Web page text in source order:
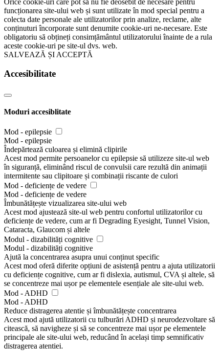
Orice cookie-uri care pot să nu fie deosebit de necesare pentru
funcționarea site-ului web și sunt utilizate în mod special pentru a
colecta date personale ale utilizatorilor prin analize, reclame, alte
conținuturi încorporate sunt denumite cookie-uri ne-necesare. Este
obligatoriu să obțineți consimțământul utilizatorului înainte de a rula
aceste cookie-uri pe site-ul dvs. web.
SALVEAZĂ ȘI ACCEPTĂ
Accesibilitate
Moduri accesiblitate
Mod - epilepsie
Mod - epilepsie
Îndepărtează culoarea și elimină clipirile
Acest mod permite persoanelor cu epilepsie să utilizeze site-ul web
în siguranță, eliminând riscul de convulsii care rezultă din animații
intermitente sau clipitoare și combinații riscante de culori
Mod - deficiențe de vedere
Mod - deficiențe de vedere
Îmbunătățește vizualizarea site-ului web
Acest mod ajustează site-ul web pentru confortul utilizatorilor cu
deficiențe de vedere, cum ar fi Degrading Eyesight, Tunnel Vision,
Cataracta, Glaucom și altele
Modul - dizabilități cognitive
Modul - dizabilități cognitive
Ajută la concentrarea asupra unui conținut specific
Acest mod oferă diferite opțiuni de asistență pentru a ajuta utilizatorii
cu deficiențe cognitive, cum ar fi dislexia, autismul, CVA și altele, să
se concentreze mai ușor pe elementele esențiale ale site-ului web.
Mod - ADHD
Mod - ADHD
Reduce distragerea atentie și îmbunătățește concentrarea
Acest mod ajută utilizatorii cu tulburări ADHD și neurodezvoltare să
citească, să navigheze și să se concentreze mai ușor pe elementele
principale ale site-ului web, reducând în același timp semnificativ
distragerea atentiei.